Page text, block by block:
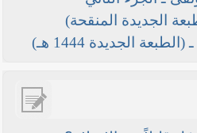
الجديدة المنقحة)
الجديدة 1444 هـ)